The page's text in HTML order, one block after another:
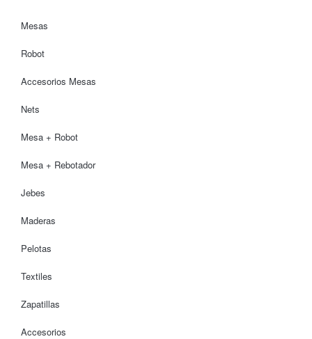
Mesas
Robot
Accesorios Mesas
Nets
Mesa + Robot
Mesa + Rebotador
Jebes
Maderas
Pelotas
Textiles
Zapatillas
Accesorios